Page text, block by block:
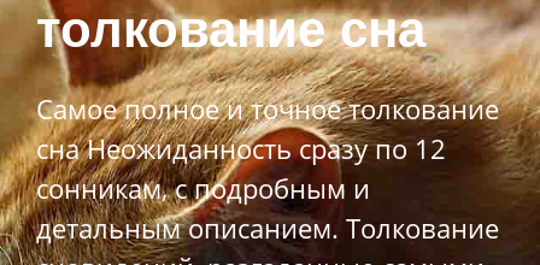
толкование сна
Самое полное и точное толкование
сна Неожиданность сразу по 12
сонникам, с подробным и
детальным описанием. Толкование